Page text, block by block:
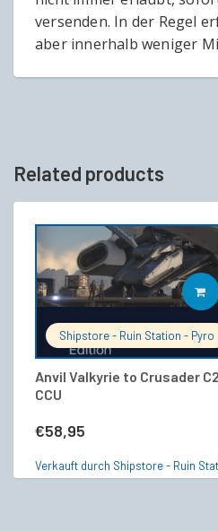
versenden. In der Regel
aber innerhalb weniger
Related products
Shipstore - Ruin Station - Pyro
Anvil Valkyrie to Crusader
CCU
€58,95
Verkauft durch Shipstore - Ruin